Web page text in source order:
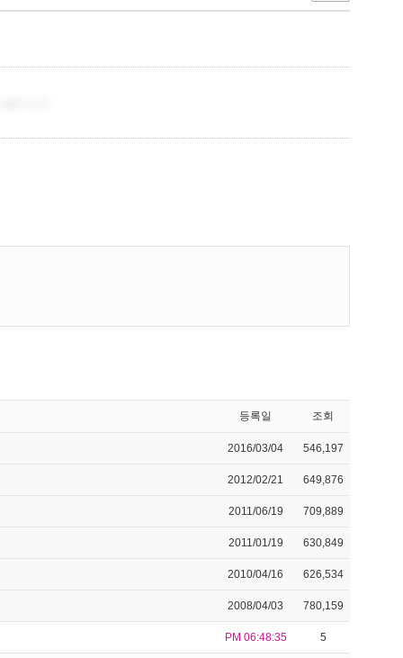
등록일 조회
2016/03/04 546,197
2012/02/21 649,876
2011/06/19 709,889
2011/01/19 630,849
2010/04/16 626,534
2008/04/03 780,159
PM 06:48:35 5